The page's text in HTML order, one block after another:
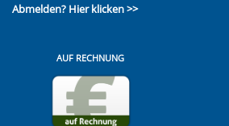
Abmelden? Hier klicken >>
AUF RECHNUNG